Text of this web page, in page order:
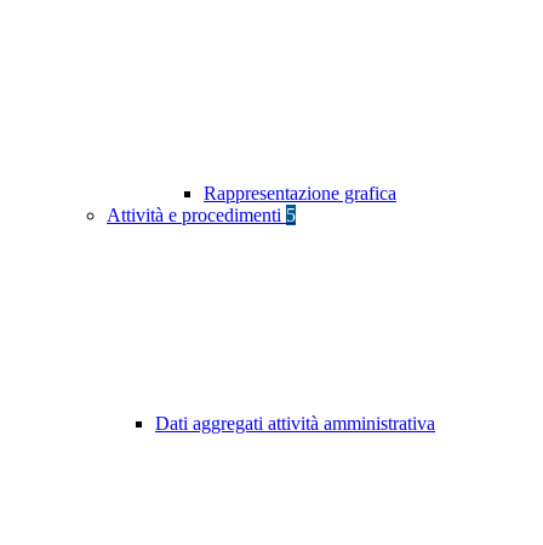
Rappresentazione grafica
Attività e procedimenti 5
Dati aggregati attività amministrativa